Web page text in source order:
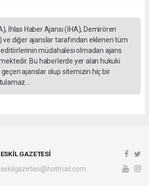
İhlas Haber Ajansı (İHA), Demirören
ve diğer ajanslar tarafından eklenen tüm
müdahalesi olmadan ajans
Bu haberlerde yer alan hukuki
ajanslar olup sitemizin hiç bir
ESKİL GAZETESİ
eskilgazetesi@hotmail.com